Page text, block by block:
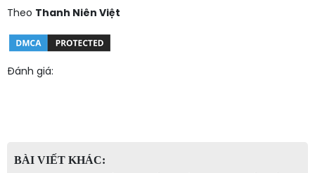
Theo Thanh Niên Việt
Đánh giá:
BÀI VIẾT KHÁC: